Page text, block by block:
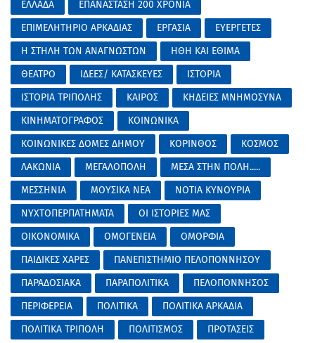
ΕΛΛΑΔΑ
ΕΠΑΝΑΣΤΑΣΗ 200 ΧΡΟΝΙΑ
ΕΠΙΜΕΛΗΤΗΡΙΟ ΑΡΚΑΔΙΑΣ
ΕΡΓΑΣΙΑ
ΕΥΕΡΓΕΤΕΣ
Η ΣΤΗΛΗ ΤΩΝ ΑΝΑΓΝΩΣΤΩΝ
ΗΘΗ ΚΑΙ ΕΘΙΜΑ
ΘΕΑΤΡΟ
ΙΔΕΕΣ/ ΚΑΤΑΣΚΕΥΕΣ
ΙΣΤΟΡΙΑ
ΙΣΤΟΡΙΑ ΤΡΙΠΟΛΗΣ
ΚΑΙΡΟΣ
ΚΗΔΕΙΕΣ ΜΝΗΜΟΣΥΝΑ
ΚΙΝΗΜΑΤΟΓΡΑΦΟΣ
ΚΟΙΝΩΝΙΚΑ
ΚΟΙΝΩΝΙΚΕΣ ΔΟΜΕΣ ΔΗΜΟΥ
ΚΟΡΙΝΘΟΣ
ΚΟΣΜΟΣ
ΛΑΚΩΝΙΑ
ΜΕΓΑΛΟΠΟΛΗ
ΜΕΣΑ ΣΤΗΝ ΠΟΛΗ.....
ΜΕΣΣΗΝΙΑ
ΜΟΥΣΙΚΑ ΝΕΑ
ΝΟΤΙΑ ΚΥΝΟΥΡΙΑ
ΝΥΧΤΟΠΕΡΠΑΤΗΜΑΤΑ
ΟΙ ΙΣΤΟΡΙΕΣ ΜΑΣ
ΟΙΚΟΝΟΜΙΚΑ
ΟΜΟΓΕΝΕΙΑ
ΟΜΟΡΦΙΑ
ΠΑΙΔΙΚΕΣ ΧΑΡΕΣ
ΠΑΝΕΠΙΣΤΗΜΙΟ ΠΕΛΟΠΟΝΝΗΣΟΥ
ΠΑΡΑΔΟΣΙΑΚΑ
ΠΑΡΑΠΟΛΙΤΙΚΑ
ΠΕΛΟΠΟΝΝΗΣΟΣ
ΠΕΡΙΦΕΡΕΙΑ
ΠΟΛΙΤΙΚΑ
ΠΟΛΙΤΙΚΑ ΑΡΚΑΔΙΑ
ΠΟΛΙΤΙΚΑ ΤΡΙΠΟΛΗ
ΠΟΛΙΤΙΣΜΟΣ
ΠΡΟΤΑΣΕΙΣ